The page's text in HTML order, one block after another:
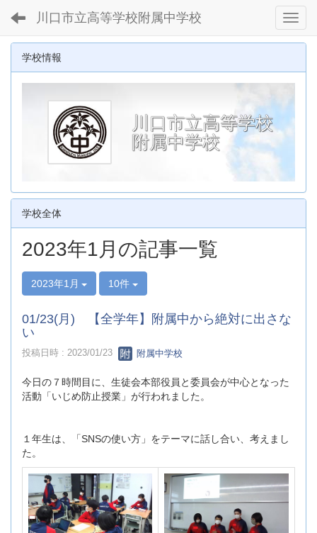
川口市立高等学校附属中学校
学校情報
川口市立高等学校
附属中学校
学校全体
2023年1月の記事一覧
2023年1月 10件
01/23(月) 【全学年】附属中から絶対に出さな
い
投稿日時 : 2023/01/23 附属中学校
今日の７時間目に、生徒会本部役員と委員会が中心となった
活動「いじめ防止授業」が行われました。
１年生は、「SNSの使い方」をテーマに話し合い、考えまし
た。